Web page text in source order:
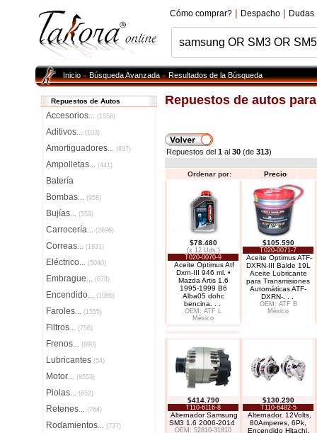
Cómo comprar? | Despacho | Dudas
Inicio»Búsqueda Avanzada»Resultados de la Búsqueda
Repuestos de Autos
Accesorios... (1556)
Aditivos... (103)
Amortiguadores... (837)
Ampolletas... (441)
Batería
Bombas... (958)
Bujías... (559)
Carrocería... (2696)
Correas... (1831)
Eléctrico... (5040)
Embrague... (678)
Encendido... (1086)
Faroles... (1555)
Filtros... (756)
Frenos... (890)
Lubricantes (54)
Motor... (8553)
Piolas... (652)
Retenes... (764)
Rodamientos... (737)
Repuestos de autos
Repuestos del 1 al 30 (de 313)
Ordenar por: Precio
$78.480
(x 12 Uds.)
T020-0070-9
Aceite Optimus Atf
Dxrn-III 946 ml. •
Mazda Artis 1.6
1995-1999 B6
Alba05 dohc
bencina
OEM: ATF L
México
$105.590
T020-0071-7
Aceite Optimus ATF-
DXRN-III Balde 19L
Aceite Lubricante
para Transmisiones
Automáticas ATF-
DXRN-. . .
OEM: ATF B
México
$414.790
T110-6116-8
Alternador Samsung
SM3 1.6 2006-2014
OEM: 52810-31810
$130.290
T110-6482-5
Alternador, 12Volts,
80Amperes, 6Pk,
Encendido Hitachi,